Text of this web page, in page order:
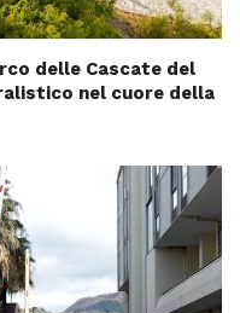
delle Cascate del
nel cuore della